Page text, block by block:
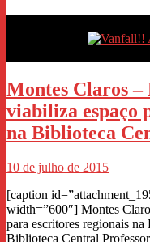
Montes Claros –
viabiliza espaço
na Biblioteca
10 de julho de 2015
[caption
width=”600″] Montes
para escritores regionais
Biblioteca Central